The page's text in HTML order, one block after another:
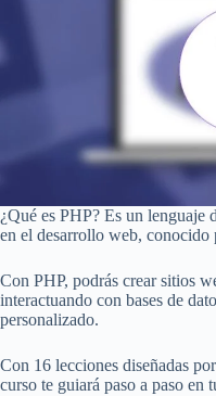
¿Qué es PHP? Es un lenguaje
en el desarrollo web,
Con PHP, podrás crear sitios
interactuando con bases de
personalizado.
Con 16 lecciones diseñadas
curso te guiará paso a paso en